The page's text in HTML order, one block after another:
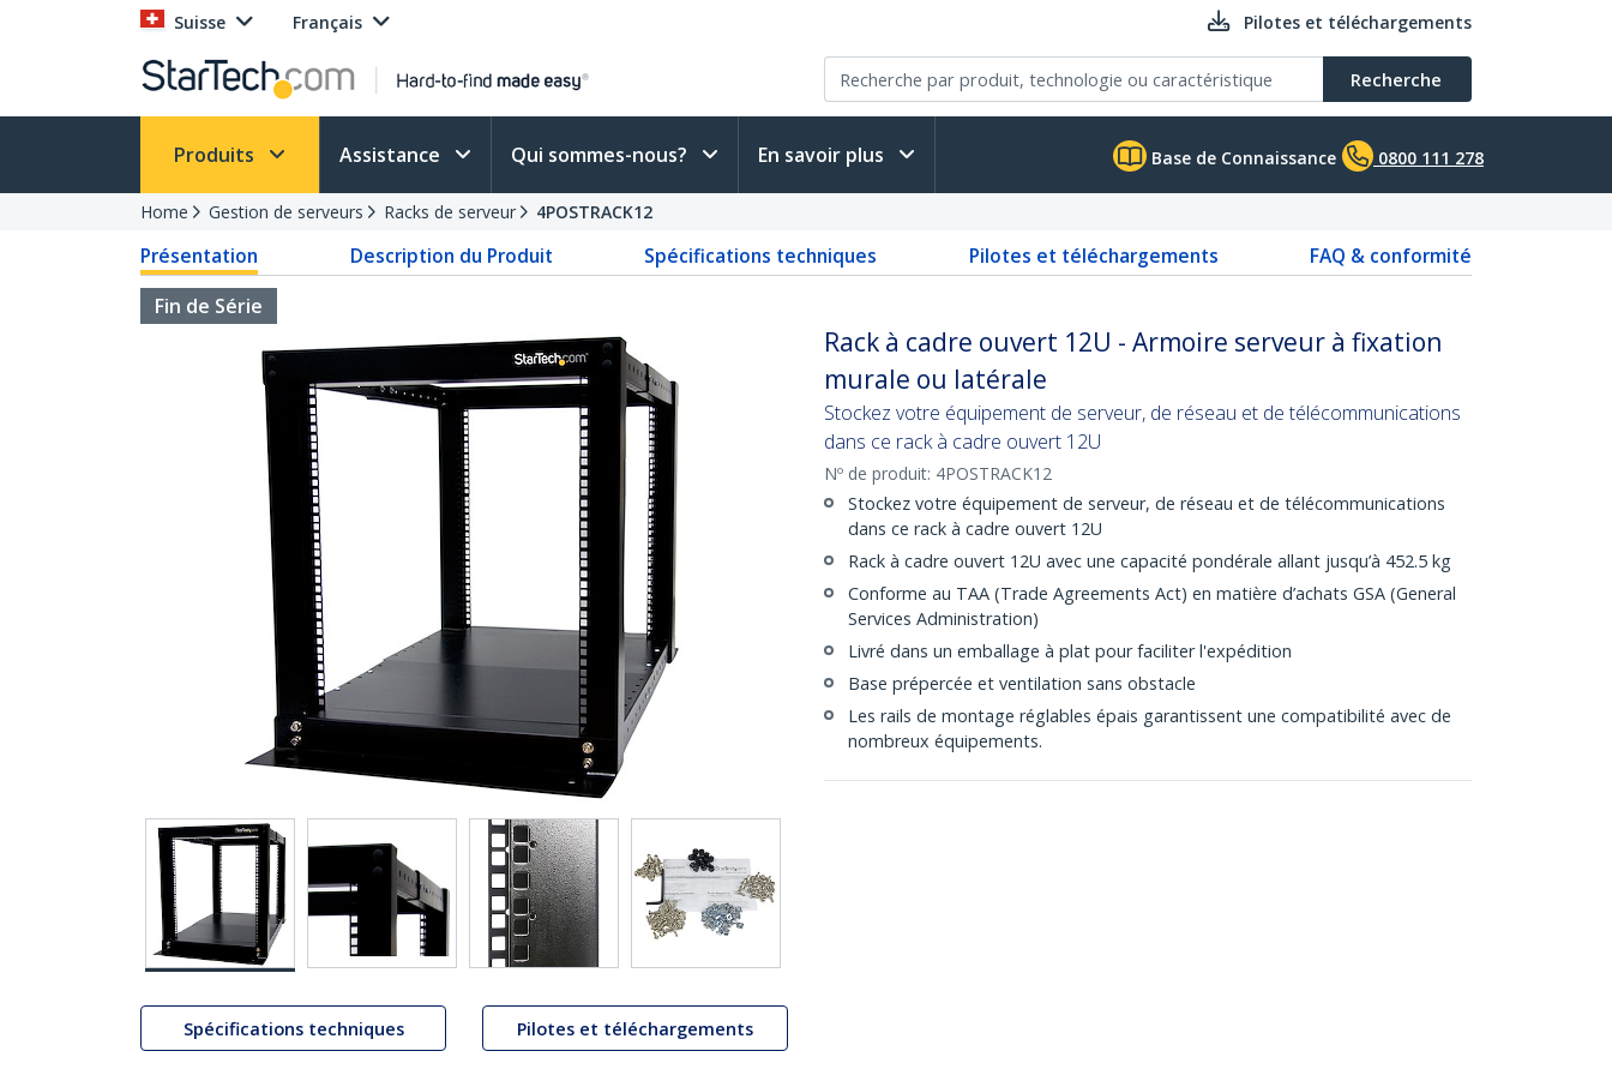
Suisse Français Pilotes et téléchargements
Recherche
Produits Assistance Qui sommes-nous? En savoir plus Base de Connaissance 0800 111 278
Home Gestion de serveurs Racks de serveur 4POSTRACK12
Présentation Description du Produit Spécifications techniques Pilotes et téléchargements
FAQ & conformité
Fin de Série
Spécifications techniques Pilotes et téléchargements
Rack à cadre ouvert 12U - Armoire serveur à fixation
murale ou latérale
Stockez votre équipement de serveur, de réseau et de télécommunications
dans ce rack à cadre ouvert 12U
Nº de produit: 4POSTRACK12
Stockez votre équipement de serveur, de réseau et de télécommunications
dans ce rack à cadre ouvert 12U
Rack à cadre ouvert 12U avec une capacité pondérale allant jusqu’à 452.5 kg
Conforme au TAA (Trade Agreements Act) en matière d’achats GSA (General
Services Administration)
Livré dans un emballage à plat pour faciliter l'expédition
Base prépercée et ventilation sans obstacle
Les rails de montage réglables épais garantissent une compatibilité avec de
nombreux équipements.